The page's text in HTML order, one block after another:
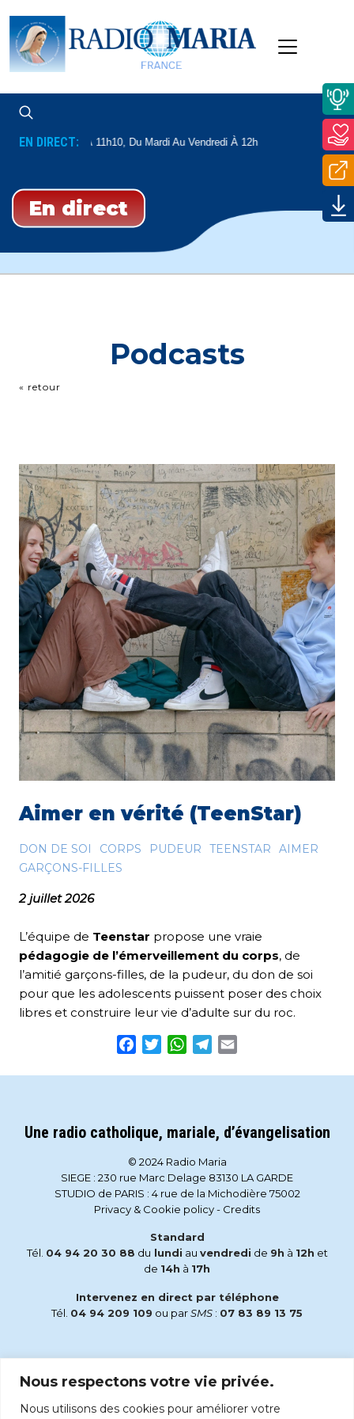
Nous respectons votre vie privée.
Nous utilisons des cookies pour améliorer votre
EN DIRECT:
Et Le Samedi À 11h10, Du Mardi Au Vendredi À 12h
En direct
Podcasts
« retour
Aimer en vérité (TeenStar)
DON DE SOI CORPS PUDEUR TEENSTAR
AIMER
GARÇONS-FILLES
2 juillet 2026
L’équipe de Teenstar propose une vraie
pédagogie de l’émerveillement du corps, de
l’amitié garçons-filles, de la pudeur, du don de soi
pour que les adolescents puissent poser des choix
libres et construire leur vie d’adulte sur du roc.
Facebook
TwitterWhatsApp
Telegram
Une radio catholique, mariale, d’évangelisation
© 2024 Radio Maria
SIEGE : 230 rue Marc Delage 83130 LA GARDE
STUDIO de PARIS : 4 rue de la Michodière 75002
Privacy & Cookie policy- Credits
Standard
Tél. 04 94 20 30 88 du lundi au vendredi de 9h à 12h et
de 14h à 17h
Intervenez en direct par téléphone
Tél. 04 94 209 109 ou parSMS : 07 83 89 13 75
accueil@radiomaria.fr
Écoutez Radio Maria sur :